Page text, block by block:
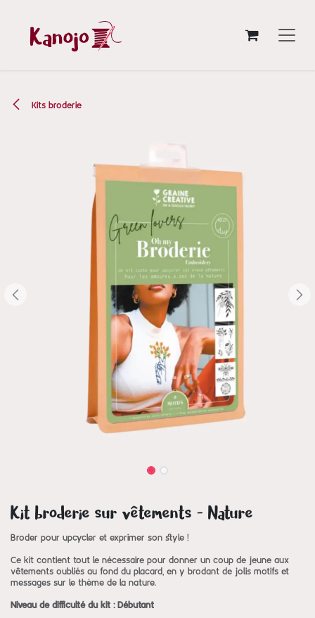
Kits broderie
Kit broderie sur vêtements - Nature
Broder pour upcycler et exprimer son style !
Ce kit contient tout le nécessaire pour donner un coup de jeune aux
vêtements oubliés au fond du placard, en y brodant de jolis motifs et
messages sur le thème de la nature.
Niveau de difficulté du kit : Débutant